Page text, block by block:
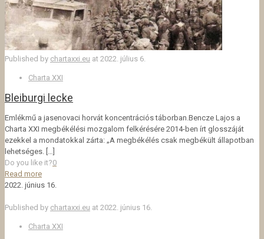
Published by chartaxxi.eu at 2022. július 6.
Charta XXI
Bleiburgi lecke
Emlékmű a jasenovaci horvát koncentrációs táborban.Bencze Lajos a
Charta XXI megbékélési mozgalom felkérésére 2014-ben írt glosszáját
ezekkel a mondatokkal zárta: „A megbékélés csak megbékült állapotban
lehetséges. […]
Do you like it?0
Read more
2022. június 16.
Published by chartaxxi.eu at 2022. június 16.
Charta XXI